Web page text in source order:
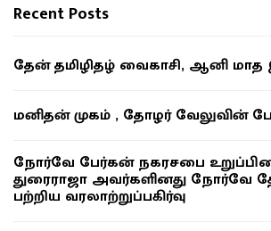
Recent Posts
தேன் தமிழிதழ் வைகாசி, ஆனி மாத
மனிதன் முகம் , தோழர் வேலுவின்
நோர்வே பேர்கன் நகரசபை
துரைராஜா அவர்களினது நோர்வே
பற்றிய வரலாற்றுப்பகிர்வு